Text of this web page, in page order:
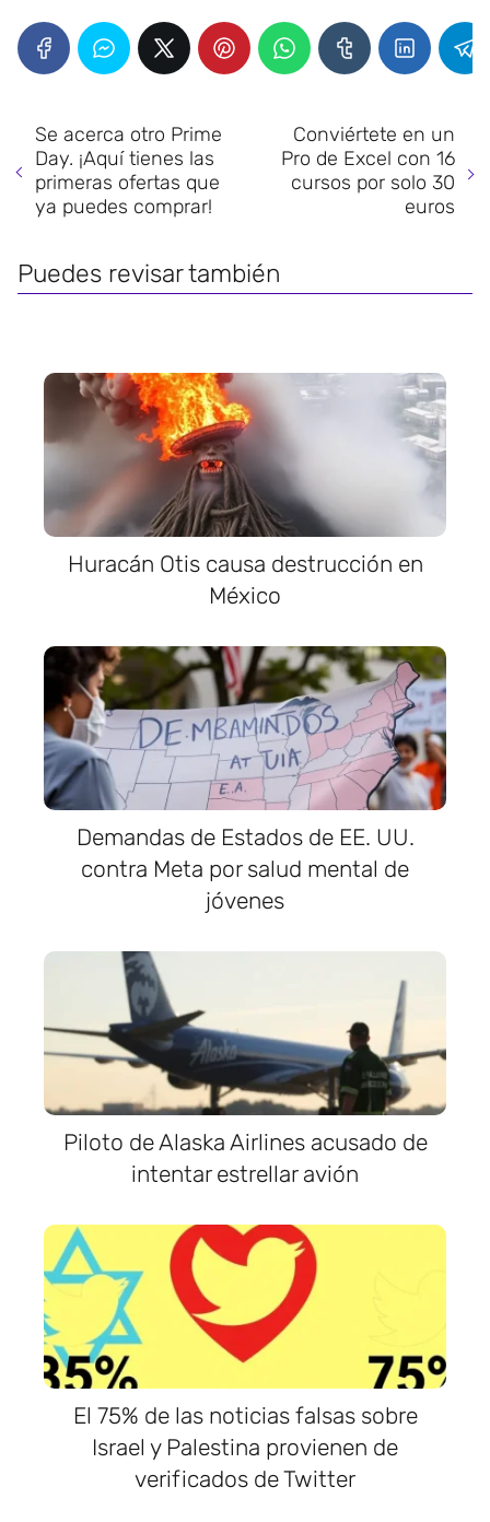
Se acerca otro Prime
Day. ¡Aquí tienes las
primeras ofertas que
ya puedes comprar!
Conviértete en un
Pro de Excel con 16
cursos por solo 30
euros
Puedes revisar también
Huracán Otis causa destrucción en
México
Demandas de Estados de EE. UU.
contra Meta por salud mental de
jóvenes
Piloto de Alaska Airlines acusado de
intentar estrellar avión
El 75% de las noticias falsas sobre
Israel y Palestina provienen de
verificados de Twitter